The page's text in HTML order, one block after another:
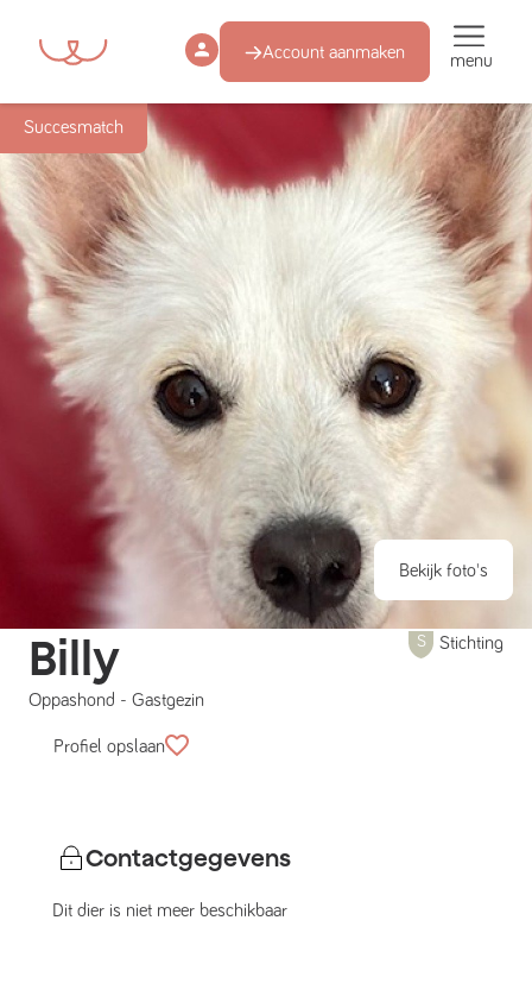
Account aanmaken menu
Succesmatch
Bekijk foto's
Billy
Oppashond - Gastgezin
Stichting
Profiel opslaan
Contactgegevens
Dit dier is niet meer beschikbaar